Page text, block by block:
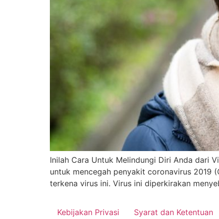
Inilah Cara Untuk Melindungi Diri Anda dari
untuk mencegah penyakit coronavirus 2019
terkena virus ini. Virus ini diperkirakan
Kebijakan Privasi Syarat dan Ketentuan